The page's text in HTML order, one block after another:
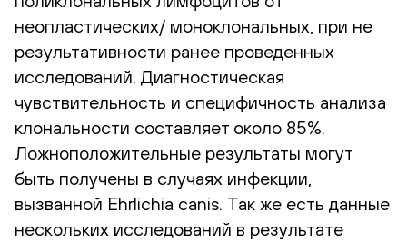
неопластических/ моноклональных, при не
результативности ранее проведенных
исследований. Диагностическая
чувствительность и специфичность анализа
клональности составляет около 85%.
Ложноположительные результаты могут
быть получены в случаях инфекции,
вызванной Ehrlichia canis. Так же есть данные
нескольких исследований в результате